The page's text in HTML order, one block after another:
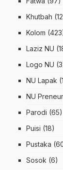
Khutbah
Kolom
Laziz NU
Logo NU
NU Lapak
NU Preneur
Parodi (65)
Puisi (18)
Pustaka
Sosok (6)